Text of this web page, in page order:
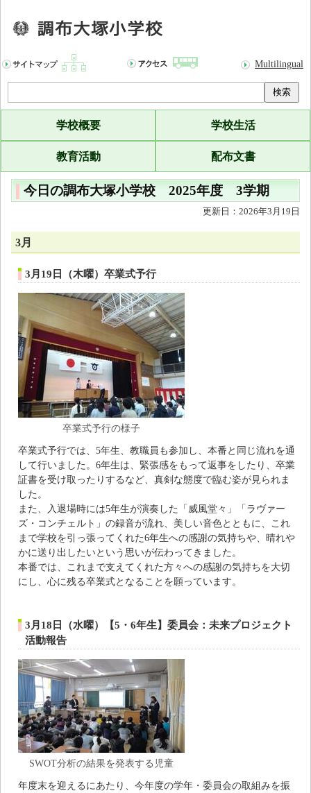
Multilingual
検索
学校概要 学校生活
教育活動 配布文書
今日の調布大塚小学校 2025年度 3学期
更新日：2026年3月19日
3月
3月19日（木曜）卒業式予行
卒業式予行の様子
卒業式予行では、5年生、教職員も参加し、本番と同じ流れを通
して行いました。6年生は、緊張感をもって返事をしたり、卒業
証書を受け取ったりするなど、真剣な態度で臨む姿が見られま
した。
また、入退場時には5年生が演奏した「威風堂々」「ラヴァー
ズ・コンチェルト」の録音が流れ、美しい音色とともに、これ
まで学校を引っ張ってくれた6年生への感謝の気持ちや、晴れや
かに送り出したいという思いが伝わってきました。
本番では、これまで支えてくれた方々への感謝の気持ちを大切
にし、心に残る卒業式となることを願っています。
3月18日（水曜）【5・6年生】委員会：未来プロジェクト
活動報告
SWOT分析の結果を発表する児童
年度末を迎えるにあたり、今年度の学年・委員会の取組みを振